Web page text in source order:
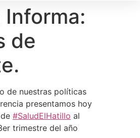
de
de nuestras políticas
presentamos hoy
#SaludElHatillo al
trimestre del año